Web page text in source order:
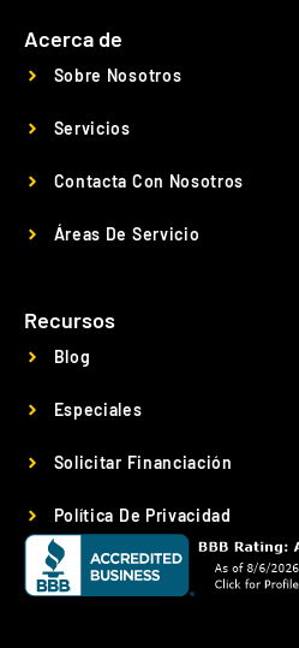
Acerca de
Sobre Nosotros
Servicios
Contacta Con Nosotros
Áreas De Servicio
Recursos
Blog
Especiales
Solicitar Financiación
Política De Privacidad